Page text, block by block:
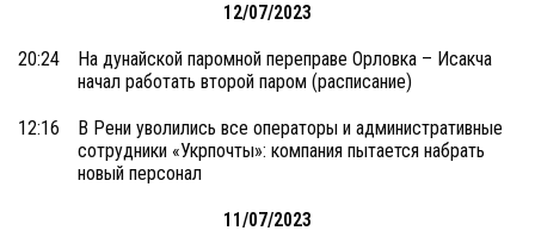
12/07/2023
20:24
На дунайской паромной переправе Орловка – Исакча
начал работать второй паром (расписание)
12:16
В Рени уволились все операторы и административные
сотрудники «Укрпочты»: компания пытается набрать
новый персонал
11/07/2023